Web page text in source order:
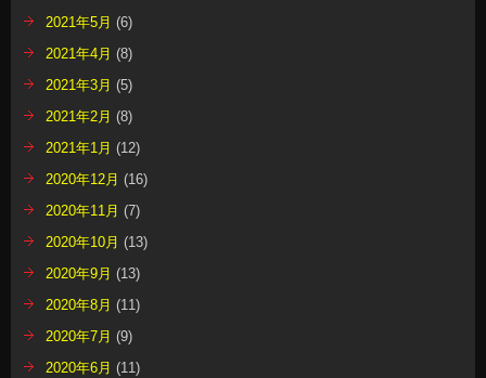
2021年5月 (6)
2021年4月 (8)
2021年3月 (5)
2021年2月 (8)
2021年1月 (12)
2020年12月 (16)
2020年11月 (7)
2020年10月 (13)
2020年9月 (13)
2020年8月 (11)
2020年7月 (9)
2020年6月 (11)